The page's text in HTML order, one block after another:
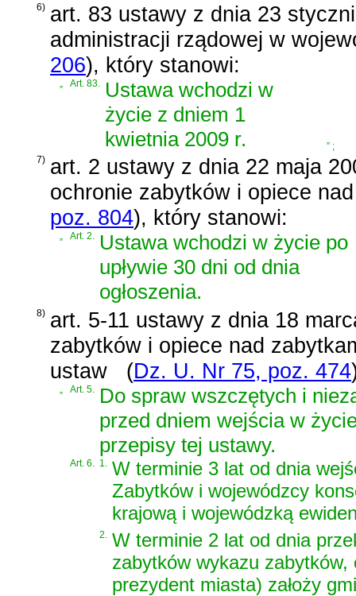
6) art. 83 ustawy z dnia 23
administracji rządowej w
206), który stanowi:
Art. 83.
Ustawa wchodzi w
życie z dniem 1
kwietnia 2009 r.
” ;
7) art. 2 ustawy z dnia 22 maja
ochronie zabytków i opiece
poz. 804), który stanowi:
„ Art. 2. Ustawa wchodzi w życie po
upływie 30 dni od dnia
ogłoszenia.
8) art. 5-11 ustawy z dnia 18
zabytków i opiece nad
ustaw
(Dz. U. Nr 75, poz. 474
„ Art. 5. Do spraw wszczętych i
przed dniem wejścia w
przepisy tej ustawy.
Art. 6. 1. W terminie 3 lat od dnia
Zabytków i wojewódzcy
krajową i wojewódzką
2. W terminie 2 lat od dnia
zabytków wykazu
prezydent miasta) założy